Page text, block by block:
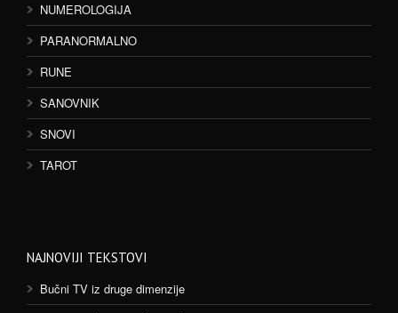
NUMEROLOGIJA
PARANORMALNO
RUNE
SANOVNIK
SNOVI
TAROT
NAJNOVIJI TEKSTOVI
Bučni TV iz druge dimenzije